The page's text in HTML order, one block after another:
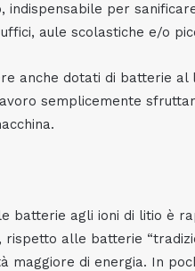
indispensabile per
aule scolastiche e/o
anche dotati di batterie al
semplicemente
batterie agli ioni di litio è
rispetto alle batterie
maggiore di energia. In